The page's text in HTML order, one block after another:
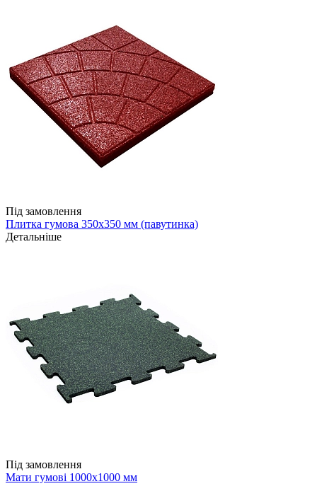
Під замовлення
Плитка гумова 350х350 мм (павутинка)
Детальніше
Під замовлення
Мати гумові 1000х1000 мм